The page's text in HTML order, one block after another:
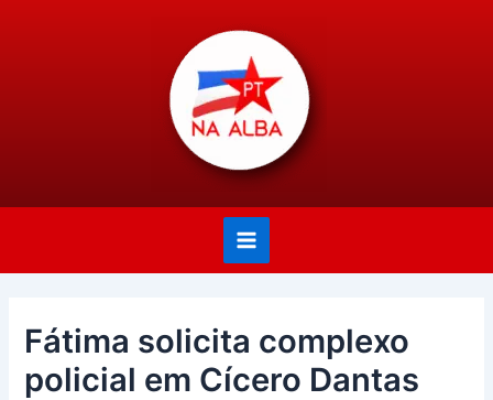
Menu
Fátima solicita complexo
policial em Cícero Dantas